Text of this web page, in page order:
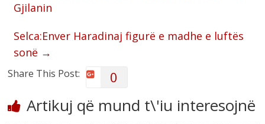
Gjilanin
Selca:Enver Haradinaj figurë e madhe e luftës
sonë →
Share This Post: 0
Artikuj që mund t\'iu interesojnë